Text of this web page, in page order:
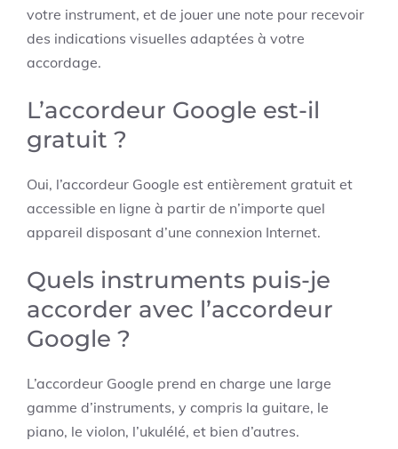
votre instrument, et de jouer une note pour recevoir
des indications visuelles adaptées à votre
accordage.
L’accordeur Google est-il
gratuit ?
Oui, l’accordeur Google est entièrement gratuit et
accessible en ligne à partir de n’importe quel
appareil disposant d’une connexion Internet.
Quels instruments puis-je
accorder avec l’accordeur
Google ?
L’accordeur Google prend en charge une large
gamme d’instruments, y compris la guitare, le
piano, le violon, l’ukulélé, et bien d’autres.